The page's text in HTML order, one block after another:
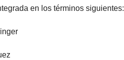
en los términos siguientes: